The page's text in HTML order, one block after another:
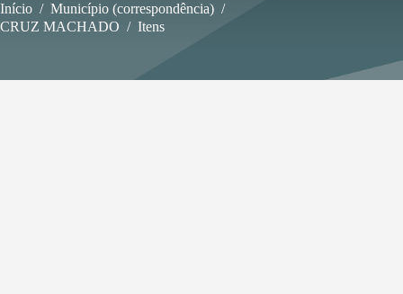
Início / Município (correspondência) /
CRUZ MACHADO / Itens